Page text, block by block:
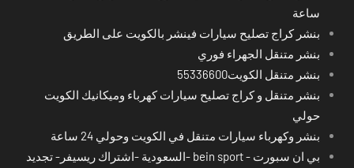
ساعة
بنشر كراج تصليح سيارات فينشر بالكويت على الطريق
بنشر متنقل الجهراء فوري
بنشر متنقل الكويت55336600
بنشر متنقل و كراج تصليح سيارات كهرباء وميكانيك الكويت
حولي
بنشر وكهرباء سيارات متنقل في الكويت وحولي 24 ساعة
بي ان سبورت - bein sport -السعودية -اشتراك ريسيفر- تجديد